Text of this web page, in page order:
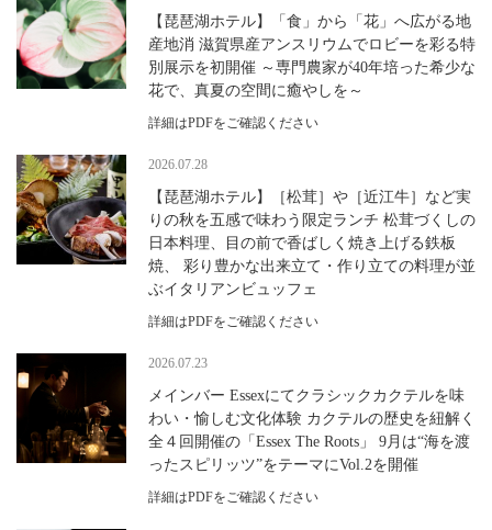
【琵琶湖ホテル】「食」から「花」へ広がる地
産地消 滋賀県産アンスリウムでロビーを彩る特
別展示を初開催 ～専門農家が40年培った希少な
花で、真夏の空間に癒やしを～
詳細はPDFをご確認ください
2026.07.28
【琵琶湖ホテル】［松茸］や［近江牛］など実
りの秋を五感で味わう限定ランチ 松茸づくしの
日本料理、目の前で香ばしく焼き上げる鉄板
焼、 彩り豊かな出来立て・作り立ての料理が並
ぶイタリアンビュッフェ
詳細はPDFをご確認ください
2026.07.23
メインバー Essexにてクラシックカクテルを味
わい・愉しむ文化体験 カクテルの歴史を紐解く
全４回開催の「Essex The Roots」 9月は“海を渡
ったスピリッツ”をテーマにVol.2を開催
詳細はPDFをご確認ください